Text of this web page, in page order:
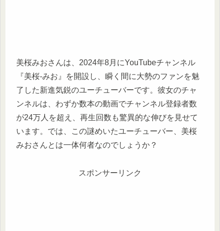
美桜みおさんは、2024年8月にYouTubeチャンネル
『美桜-みお』を開設し、瞬く間に大勢のファンを魅
了した新進気鋭のユーチューバーです。彼女のチャ
ンネルは、わずか数本の動画でチャンネル登録者数
が24万人を超え、再生回数も驚異的な伸びを見せて
います。では、この謎めいたユーチューバー、美桜
みおさんとは一体何者なのでしょうか？
スポンサーリンク